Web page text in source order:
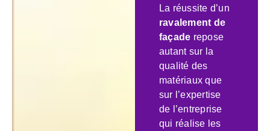
La réussite d’un
ravalement de
façade repose
autant sur la
qualité des
matériaux que
sur l’expertise
de l’entreprise
qui réalise les